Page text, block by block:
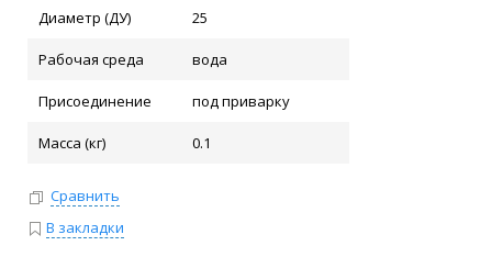
Диаметр (ДУ) 25
Рабочая среда вода
Присоединение под приварку
Масса (кг) 0.1
Сравнить
В закладки